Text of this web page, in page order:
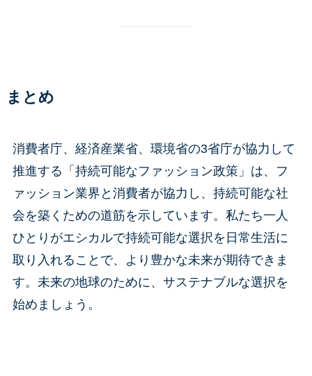
まとめ
消費者庁、経済産業省、環境省の3省庁が協力して
推進する「持続可能なファッション政策」は、フ
ァッション業界と消費者が協力し、持続可能な社
会を築くための道筋を示しています。私たち一人
ひとりがエシカルで持続可能な選択を日常生活に
取り入れることで、より豊かな未来が期待できま
す。未来の地球のために、サステナブルな選択を
始めましょう。